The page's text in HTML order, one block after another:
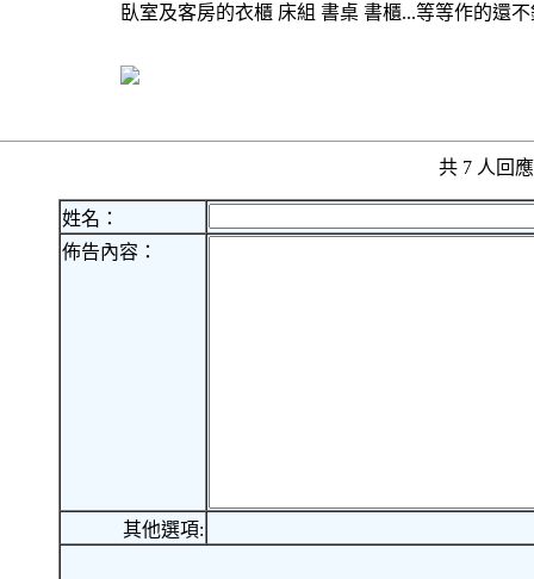
臥室及客房的衣櫃 床組 書桌 書櫃...等等作的還
共 7 人回
姓名：
佈告內容：
其他選項: